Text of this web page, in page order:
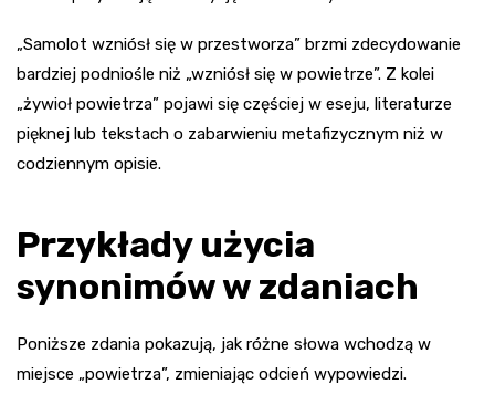
„Samolot wzniósł się w przestworza” brzmi zdecydowanie
bardziej podniośle niż „wzniósł się w powietrze”. Z kolei
„żywioł powietrza” pojawi się częściej w eseju, literaturze
pięknej lub tekstach o zabarwieniu metafizycznym niż w
codziennym opisie.
Przykłady użycia
synonimów w zdaniach
Poniższe zdania pokazują, jak różne słowa wchodzą w
miejsce „powietrza”, zmieniając odcień wypowiedzi.